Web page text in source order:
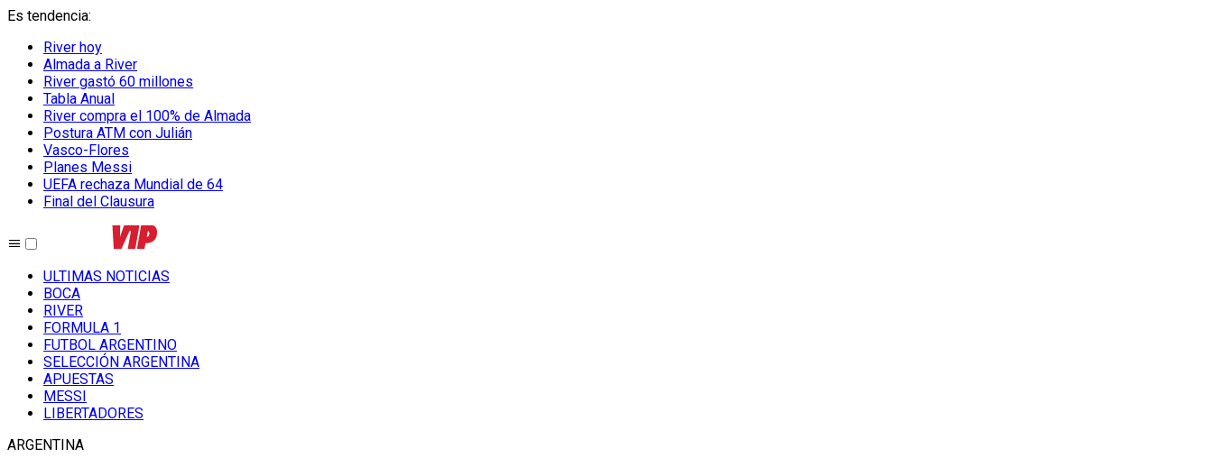
Es tendencia:
River hoy
Almada a River
River gastó 60 millones
Tabla Anual
River compra el 100% de Almada
Postura ATM con Julián
Vasco-Flores
Planes Messi
UEFA rechaza Mundial de 64
Final del Clausura
ULTIMAS NOTICIAS
BOCA
RIVER
FORMULA 1
FUTBOL ARGENTINO
SELECCIÓN ARGENTINA
APUESTAS
MESSI
LIBERTADORES
ARGENTINA